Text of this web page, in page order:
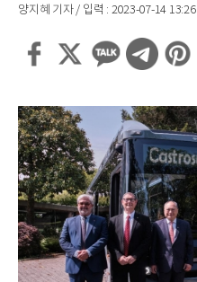
양지혜 기자 / 입력 : 2023-07-14 13:26